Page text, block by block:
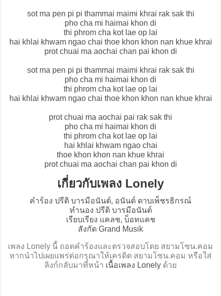
sot ma pen pi pi thammai maimi khrai rak sak thi
pho cha mi haimai khon di
thi phrom cha kot lae op lai
hai khlai khwam ngao chai thoe khon khon nan khue khrai
prot chuai ma aochai chan pai khon di
sot ma pen pi pi thammai maimi khrai rak sak thi
pho cha mi haimai khon di
thi phrom cha kot lae op lai
hai khlai khwam ngao chai thoe khon khon nan khue khrai
prot chuai ma aochai pai rak sak thi
pho cha mi haimai khon di
thi phrom cha kot lae op lai
hai khlai khwam ngao chai
thoe khon khon nan khue khrai
prot chuai ma aochai chan pai khon di
เกี่ยวกับเพลง Lonely
คำร้อง ปรีติ บารมีอนันต์, อนันต์ ดาบเพ็ชรธิกรณ์
ทำนอง ปรีติ บารมีอนันต์
เรียบเรียง แคลช, บ็อทแคช
สังกัด Grand Musik
เพลง Lonely นี้ ถอดคำร้องและตรวจสอบโดย สยามโซน.คอม
หากนำไปเผยแพร่ต่อกรุณาให้เครดิต สยามโซน.คอม หรือใส่
ลิงก์กลับมาที่หน้า เนื้อเพลง Lonely ด้วย